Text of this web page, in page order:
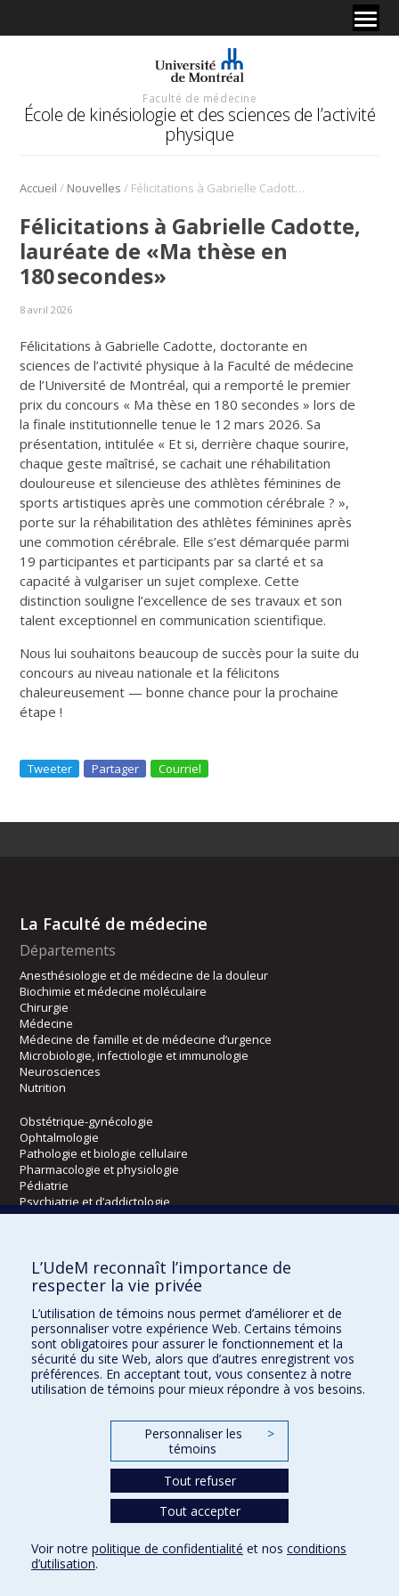
Faculté de médecine
École de kinésiologie et des sciences de l’activité
physique
Accueil / Nouvelles / Félicitations à Gabrielle Cadotte, lauréate de «Ma thèse en 180 secondes»
Félicitations à Gabrielle Cadotte,
lauréate de «Ma thèse en
180 secondes»
8 avril 2026
Félicitations à Gabrielle Cadotte, doctorante en
sciences de l’activité physique à la Faculté de médecine
de l’Université de Montréal, qui a remporté le premier
prix du concours « Ma thèse en 180 secondes » lors de
la finale institutionnelle tenue le 12 mars 2026. Sa
présentation, intitulée « Et si, derrière chaque sourire,
chaque geste maîtrisé, se cachait une réhabilitation
douloureuse et silencieuse des athlètes féminines de
sports artistiques après une commotion cérébrale ? »,
porte sur la réhabilitation des athlètes féminines après
une commotion cérébrale. Elle s’est démarquée parmi
19 participantes et participants par sa clarté et sa
capacité à vulgariser un sujet complexe. Cette
distinction souligne l’excellence de ses travaux et son
talent exceptionnel en communication scientifique.
Nous lui souhaitons beaucoup de succès pour la suite du
concours au niveau nationale et la félicitons
chaleureusement — bonne chance pour la prochaine
étape !
Tweeter Partager Courriel
La Faculté de médecine
Départements
Anesthésiologie et de médecine de la douleur
Biochimie et médecine moléculaire
Chirurgie
Médecine
Médecine de famille et de médecine d’urgence
Microbiologie, infectiologie et immunologie
Neurosciences
Nutrition
Obstétrique-gynécologie
Ophtalmologie
Pathologie et biologie cellulaire
Pharmacologie et physiologie
Pédiatrie
Psychiatrie et d’addictologie
Radiologie, radio-oncologie et médecine nucléaire
Écoles
Orthophonie et audiologie
Réadaptation
Directions
Confidentialité Conditions d’utilisation Paramètres des témoins
L’UdeM reconnaît l’importance de
respecter la vie privée
L’utilisation de témoins nous permet d’améliorer et de
personnaliser votre expérience Web. Certains témoins
sont obligatoires pour assurer le fonctionnement et la
sécurité du site Web, alors que d’autres enregistrent vos
préférences. En acceptant tout, vous consentez à notre
utilisation de témoins pour mieux répondre à vos besoins.
Personnaliser les
témoins
>
Tout refuser
Tout accepter
Voir notre politique de confidentialité et nos conditions
d’utilisation.